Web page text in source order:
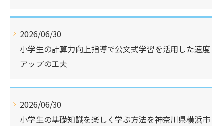
2026/06/30
小学生の計算力向上指導で公文式学習を活用した速度
アップの工夫
2026/06/30
小学生の基礎知識を楽しく学ぶ方法を神奈川県横浜市